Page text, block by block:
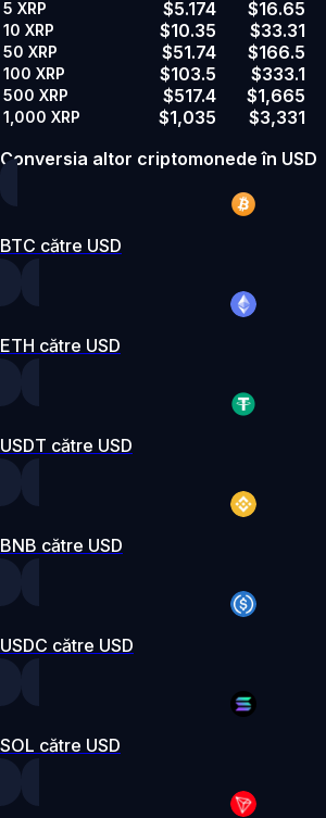
5 XRP $5.174 $16.65
10 XRP $10.35 $33.31
50 XRP $51.74 $166.5
100 XRP $103.5 $333.1
500 XRP $517.4 $1,665
1,000 XRP $1,035
$3,331
Conversia altor criptomonede în USD
BTC către USD
ETH către USD
USDT către USD
BNB către USD
USDC către USD
SOL către USD